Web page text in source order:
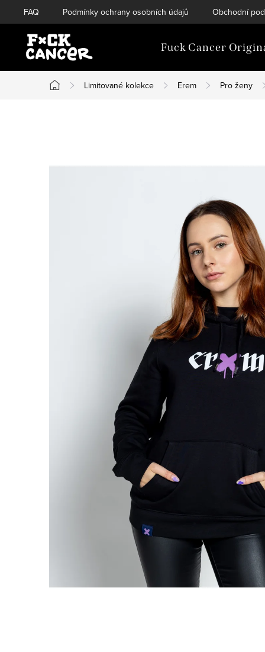
na
FAQ Podmínky ochrany osobních údajů Obchodní
Fuck Cancer
Domů
Limitované kolekce Erem Pro ženy